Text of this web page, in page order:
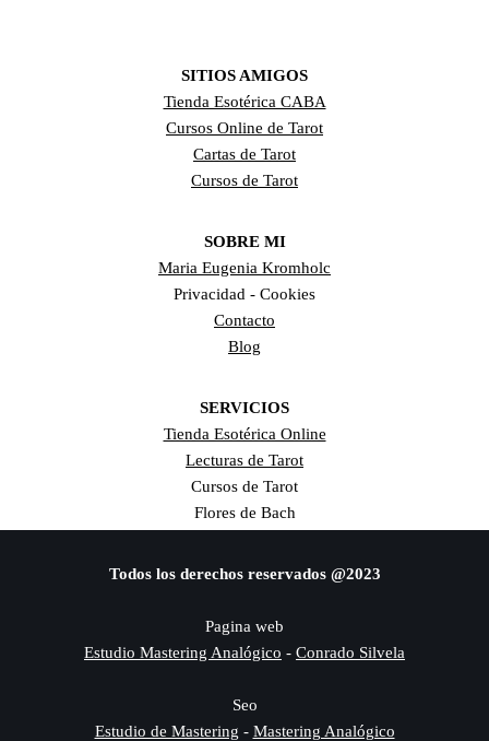
SITIOS AMIGOS
Tienda Esotérica CABA
Cursos Online de Tarot
Cartas de Tarot
Cursos de Tarot
SOBRE MI
Maria Eugenia Kromholc
Privacidad - Cookies
Contacto
Blog
SERVICIOS
Tienda Esotérica Online
Lecturas de Tarot
Cursos de Tarot
Flores de Bach
Todos los derechos reservados @2023
Pagina web
Estudio Mastering Analógico - Conrado Silvela
Seo
Estudio de Mastering - Mastering Analógico